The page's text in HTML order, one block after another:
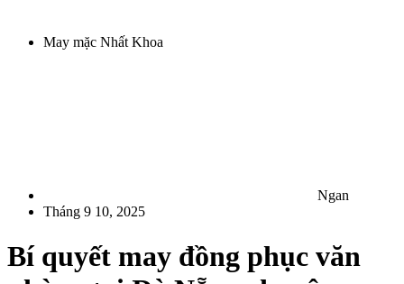
May mặc Nhất Khoa
Ngan
Tháng 9 10, 2025
Bí quyết may đồng phục văn